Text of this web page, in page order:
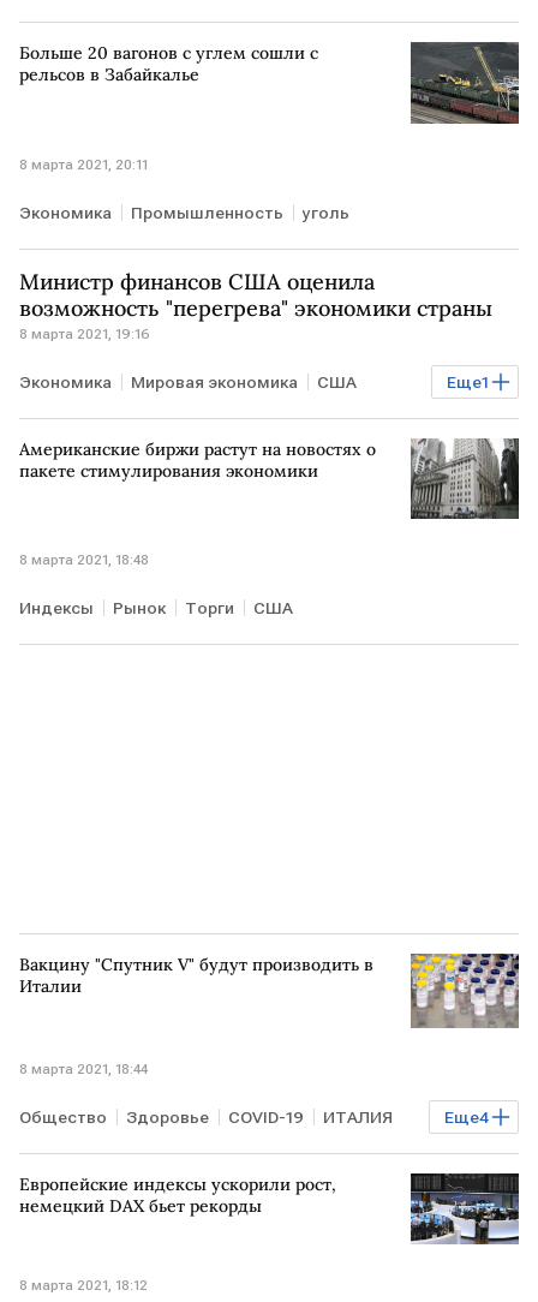
Больше 20 вагонов с углем сошли с
рельсов в Забайкалье
8 марта 2021, 20:11
Экономика Промышленность уголь
Министр финансов США оценила
возможность "перегрева" экономики страны
8 марта 2021, 19:16
Еще1
Экономика Мировая экономика США
Джанет Йеллен
Американские биржи растут на новостях о
пакете стимулирования экономики
8 марта 2021, 18:48
Индексы Рынок Торги США
Вакцину "Спутник V" будут производить в
Италии
8 марта 2021, 18:44
Еще4
Общество Здоровье COVID-19 ИТАЛИЯ
РФПИ вакцина коронавирус Спутник V
Европейские индексы ускорили рост,
немецкий DAX бьет рекорды
8 марта 2021, 18:12